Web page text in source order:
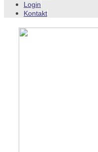
Login
Kontakt